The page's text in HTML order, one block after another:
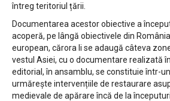
întreg teritoriul țării.
Documentarea acestor obiective a
acoperă, pe lângă obiectivele din
european, cărora li se adaugă câteva
vestul Asiei, cu o documentare realizată
editorial, în ansamblu, se constituie într-
urmărește intervențiile de restaurare
medievale de apărare încă de la